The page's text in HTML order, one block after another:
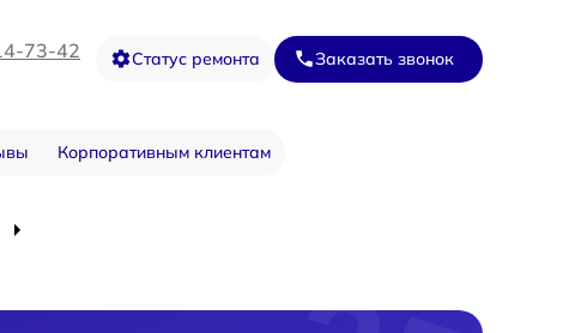
73-42 Статус ремонта Заказать звонок
Корпоративным клиентам